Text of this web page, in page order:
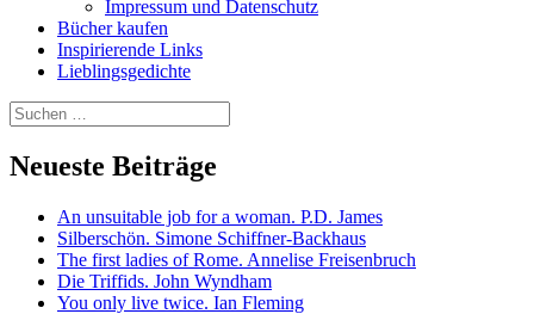
Impressum und Datenschutz
Bücher kaufen
Inspirierende Links
Lieblingsgedichte
Suchen
nach:
Neueste Beiträge
An unsuitable job for a woman. P.D. James
Silberschön. Simone Schiffner-Backhaus
The first ladies of Rome. Annelise Freisenbruch
Die Triffids. John Wyndham
You only live twice. Ian Fleming